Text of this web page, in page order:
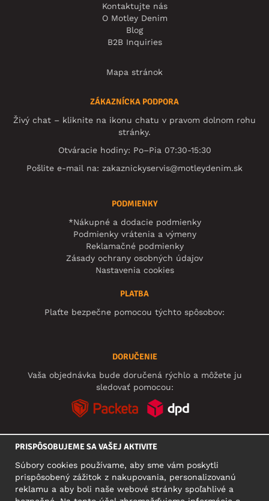
Kontaktujte nás
O Motley Denim
Blog
B2B Inquiries
Mapa stránok
ZÁKAZNÍCKA PODPORA
Živý chat – kliknite na ikonu chatu v pravom dolnom rohu
stránky.
Otváracie hodiny: Po–Pia 07:30-15:30
Pošlite e-mail na: zakaznickyservis@motleydenim.sk
PODMIENKY
*Nákupné a dodacie podmienky
Podmienky vrátenia a výmeny
Reklamačné podmienky
Zásady ochrany osobných údajov
Nastavenia cookies
PLATBA
Plaťte bezpečne pomocou týchto spôsobov:
DORUČENIE
Vaša objednávka bude doručená rýchlo a môžete ju
sledovať pomocou:
PRISPÔSOBUJEME SA VAŠEJ AKTIVITE
Súbory cookies používame, aby sme vám poskytli
prispôsobený zážitok z nakupovania, personalizovanú
reklamu a aby boli naše webové stránky spoľahlivé a